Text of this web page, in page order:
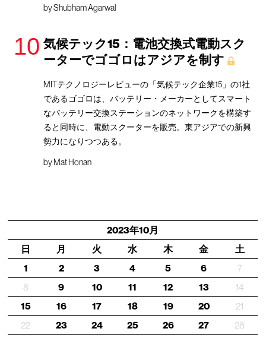
byShubham Agarwal
気候テック15：電池交換式電動スク
ーターでゴゴロはアジアを制す
MITテクノロジーレビューの「気候テック企業15」の1社
であるゴゴロは、バッテリー・メーカーとしてスマート
なバッテリー交換ステーションのネットワークを構築す
ると同時に、電動スクーターを販売。東アジアでの新興
勢力になりつつある。
byMat Honan
2023年10月
日
月 火 水 木 金 土
1 2 3 4 5 6
7
8
9 10 11 12 13 14
15 16 17 18 19 20
21
22
23 24 25 26 27 28